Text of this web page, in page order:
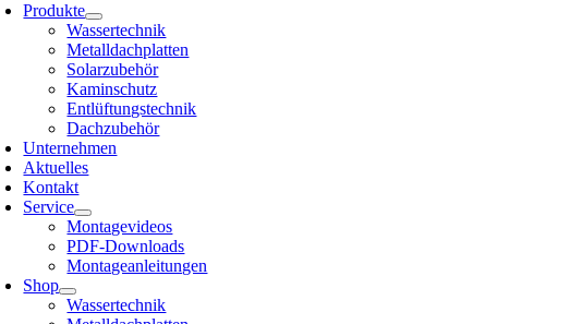
Produkte
Wassertechnik
Metalldachplatten
Solarzubehör
Kaminschutz
Entlüftungstechnik
Dachzubehör
Unternehmen
Aktuelles
Kontakt
Service
Montagevideos
PDF-Downloads
Montageanleitungen
Shop
Wassertechnik